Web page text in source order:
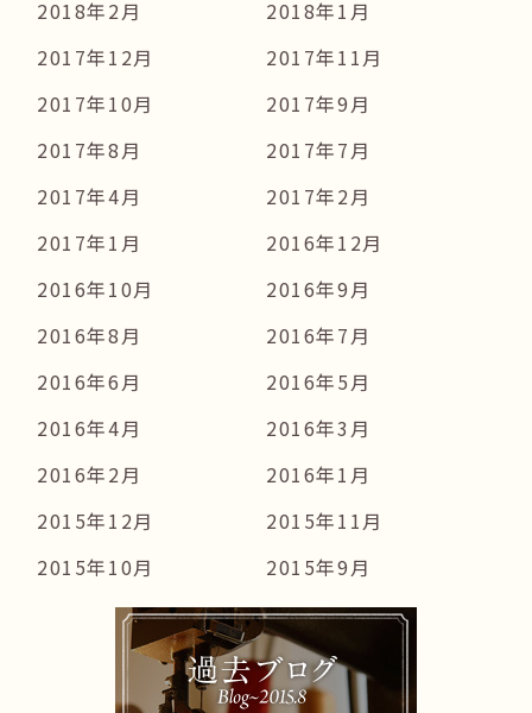
2018年2月
2018年1月
2017年12月
2017年11月
2017年10月
2017年9月
2017年8月
2017年7月
2017年4月
2017年2月
2017年1月
2016年12月
2016年10月
2016年9月
2016年8月
2016年7月
2016年6月
2016年5月
2016年4月
2016年3月
2016年2月
2016年1月
2015年12月
2015年11月
2015年10月
2015年9月